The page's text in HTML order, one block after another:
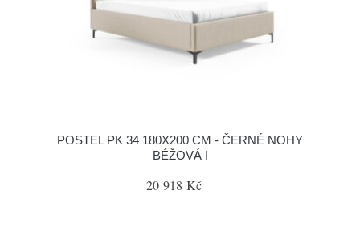
POSTEL PK 34 180X200 CM - ČERNÉ NOHY
BÉŽOVÁ I
20 918 Kč